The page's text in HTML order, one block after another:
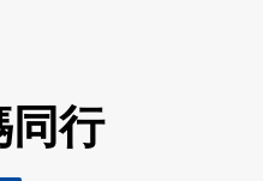
同行